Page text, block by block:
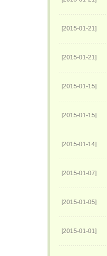
[2015-01-21]
[2015-01-21]
[2015-01-15]
[2015-01-15]
[2015-01-14]
[2015-01-07]
[2015-01-05]
[2015-01-01]